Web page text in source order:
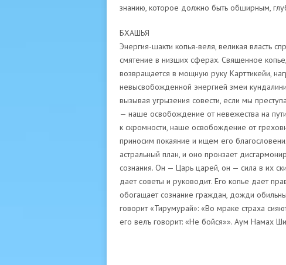
знанию, которое должно быть обширным,
БХАШЬЯ
Энергия-шакти копья-веля, великая власть
смятение в низших сферах. Священное
возвращается в мощную руку Карттикейи,
невысвобожденной энергией змеи
вызывая угрызения совести, если мы
— наше освобождение от невежества на
к скромности, наше освобождение от
приносим покаяние и ищем его
астральный план, и оно пронзает
сознания. Он — Царь царей, он — сила в их
дает советы и руководит. Его копье дает
обогащает сознание граждан, дожди
говорит «Тирумурай»: «Во мраке страха
его велъ говорит: «Не бойся»». Аум Намах